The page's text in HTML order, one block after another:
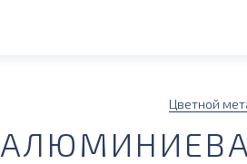
Цветной